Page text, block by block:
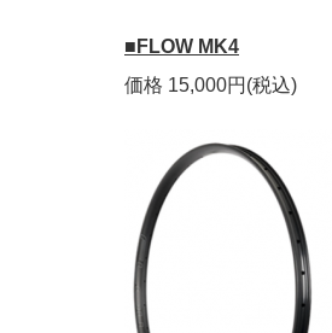
■FLOW MK4
価格 15,000円(税込)